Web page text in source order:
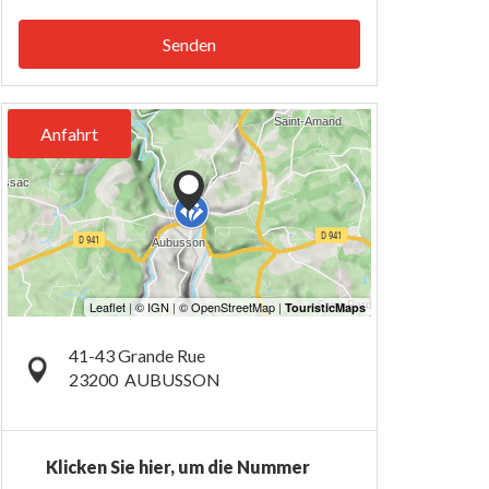
Senden
Anfahrt
41-43 Grande Rue
23200 AUBUSSON
Klicken Sie hier, um die Nummer